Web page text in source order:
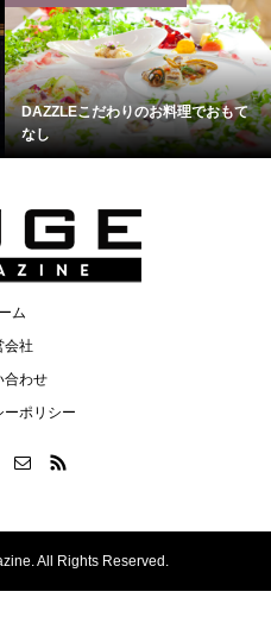
DAZZLEこだわりのお料理でおもて
なし
ム
会社
合わせ
ーポリシー
All Rights Reserved.